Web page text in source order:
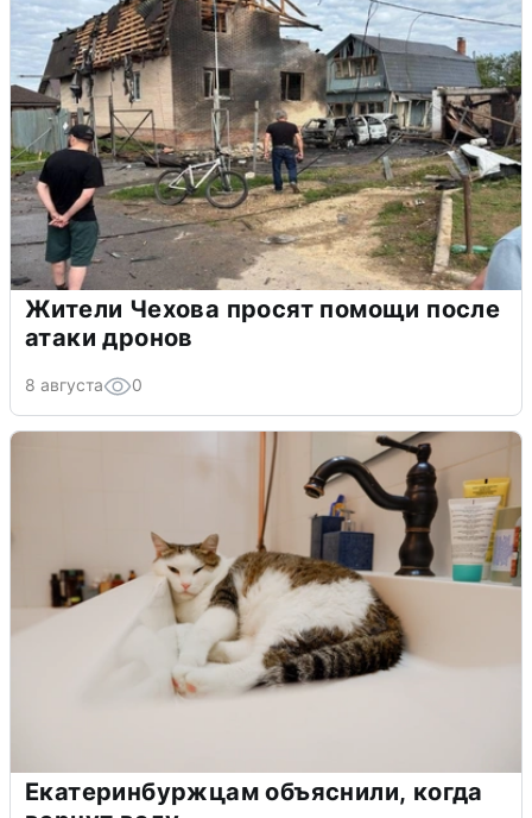
Жители Чехова просят помощи после
атаки дронов
8 августа 0
Екатеринбуржцам объяснили, когда